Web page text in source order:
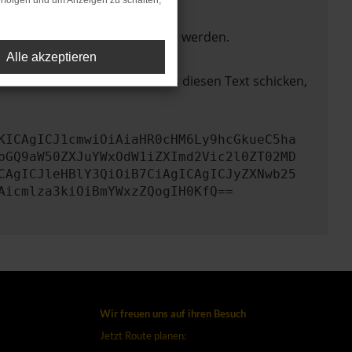
nicht mehr unterstützt werden.
zu beheben. Du kannst uns diesen Text schicken,
Wir freuen uns auf ihren Besuch
Jetzt Route planen:
Alle akzeptieren